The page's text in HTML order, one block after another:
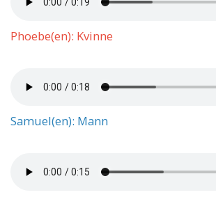
Phoebe(en): Kvinne
Samuel(en): Mann